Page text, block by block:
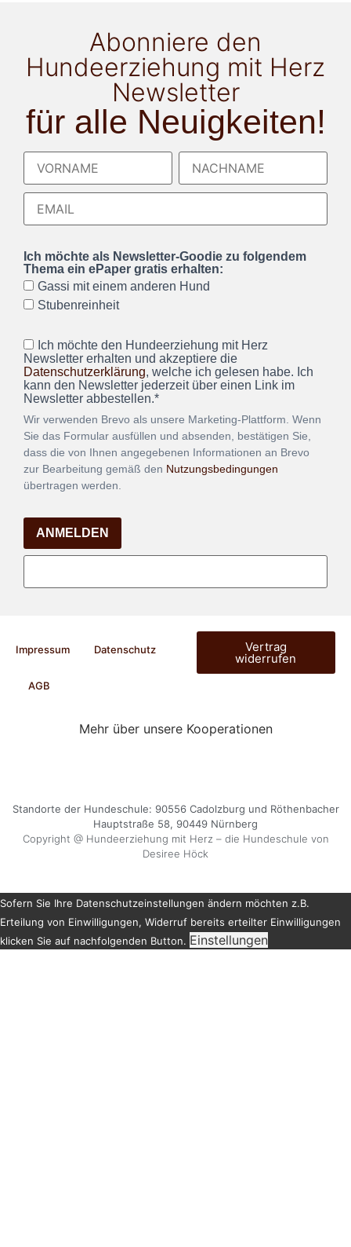
Abonniere den
Hundeerziehung mit Herz
Newsletter
für alle Neuigkeiten!
Ich möchte als Newsletter-Goodie zu folgendem
Thema ein ePaper gratis erhalten:
Gassi mit einem anderen Hund
Stubenreinheit
Ich möchte den Hundeerziehung mit Herz
Newsletter erhalten und akzeptiere die
Datenschutzerklärung, welche ich gelesen habe. Ich
kann den Newsletter jederzeit über einen Link im
Newsletter abbestellen.*
Wir verwenden Brevo als unsere Marketing-Plattform. Wenn
Sie das Formular ausfüllen und absenden, bestätigen Sie,
dass die von Ihnen angegebenen Informationen an Brevo
zur Bearbeitung gemäß den Nutzungsbedingungen
übertragen werden.
ANMELDEN
Impressum Datenschutz
AGB
Vertrag
widerrufen
Mehr über unsere Kooperationen
Standorte der Hundeschule: 90556 Cadolzburg und Röthenbacher
Hauptstraße 58, 90449 Nürnberg
Copyright @ Hundeerziehung mit Herz – die Hundeschule von
Desiree Höck
Sofern Sie Ihre Datenschutzeinstellungen ändern möchten z.B.
Erteilung von Einwilligungen, Widerruf bereits erteilter Einwilligungen
klicken Sie auf nachfolgenden Button. Einstellungen